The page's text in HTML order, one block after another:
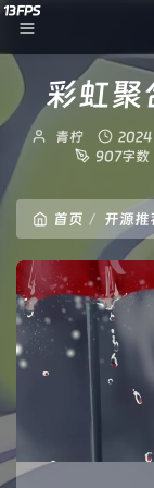
彩虹聚
博
主：
青柠
发
布
2024
907字数
首页 开源推